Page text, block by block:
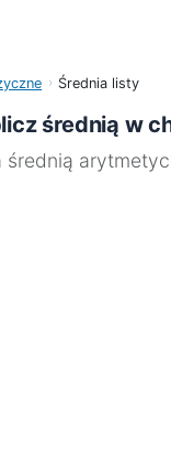
Średnia listy
średnią w
średnią